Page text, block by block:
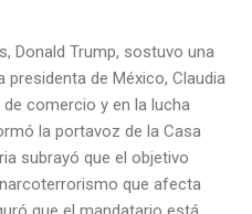
Donald Trump, sostuvo una
presidenta de México, Claudia
comercio y en la lucha
la portavoz de la Casa
subrayó que el objetivo
que afecta